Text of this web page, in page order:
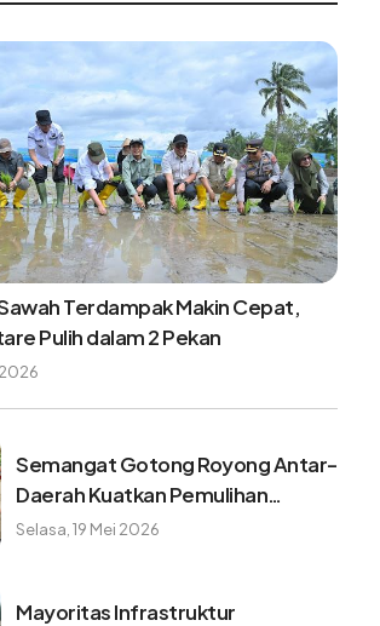
Terdampak Makin Cepat,
Pulih dalam 2 Pekan
Semangat Gotong Royong Antar-
Daerah Kuatkan Pemulihan
Pascabencana Sumatera
Selasa, 19 Mei 2026
Mayoritas Infrastruktur